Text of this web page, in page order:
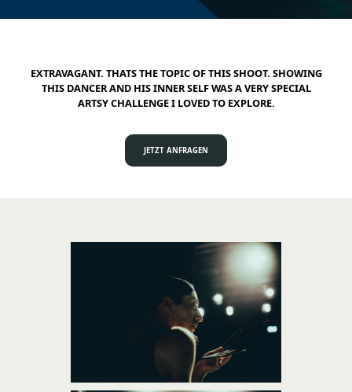
EXTRAVAGANT. THATS THE TOPIC OF THIS SHOOT. SHOWING
THIS DANCER AND HIS INNER SELF WAS A VERY SPECIAL
ARTSY CHALLENGE I LOVED TO EXPLORE.
JETZT ANFRAGEN